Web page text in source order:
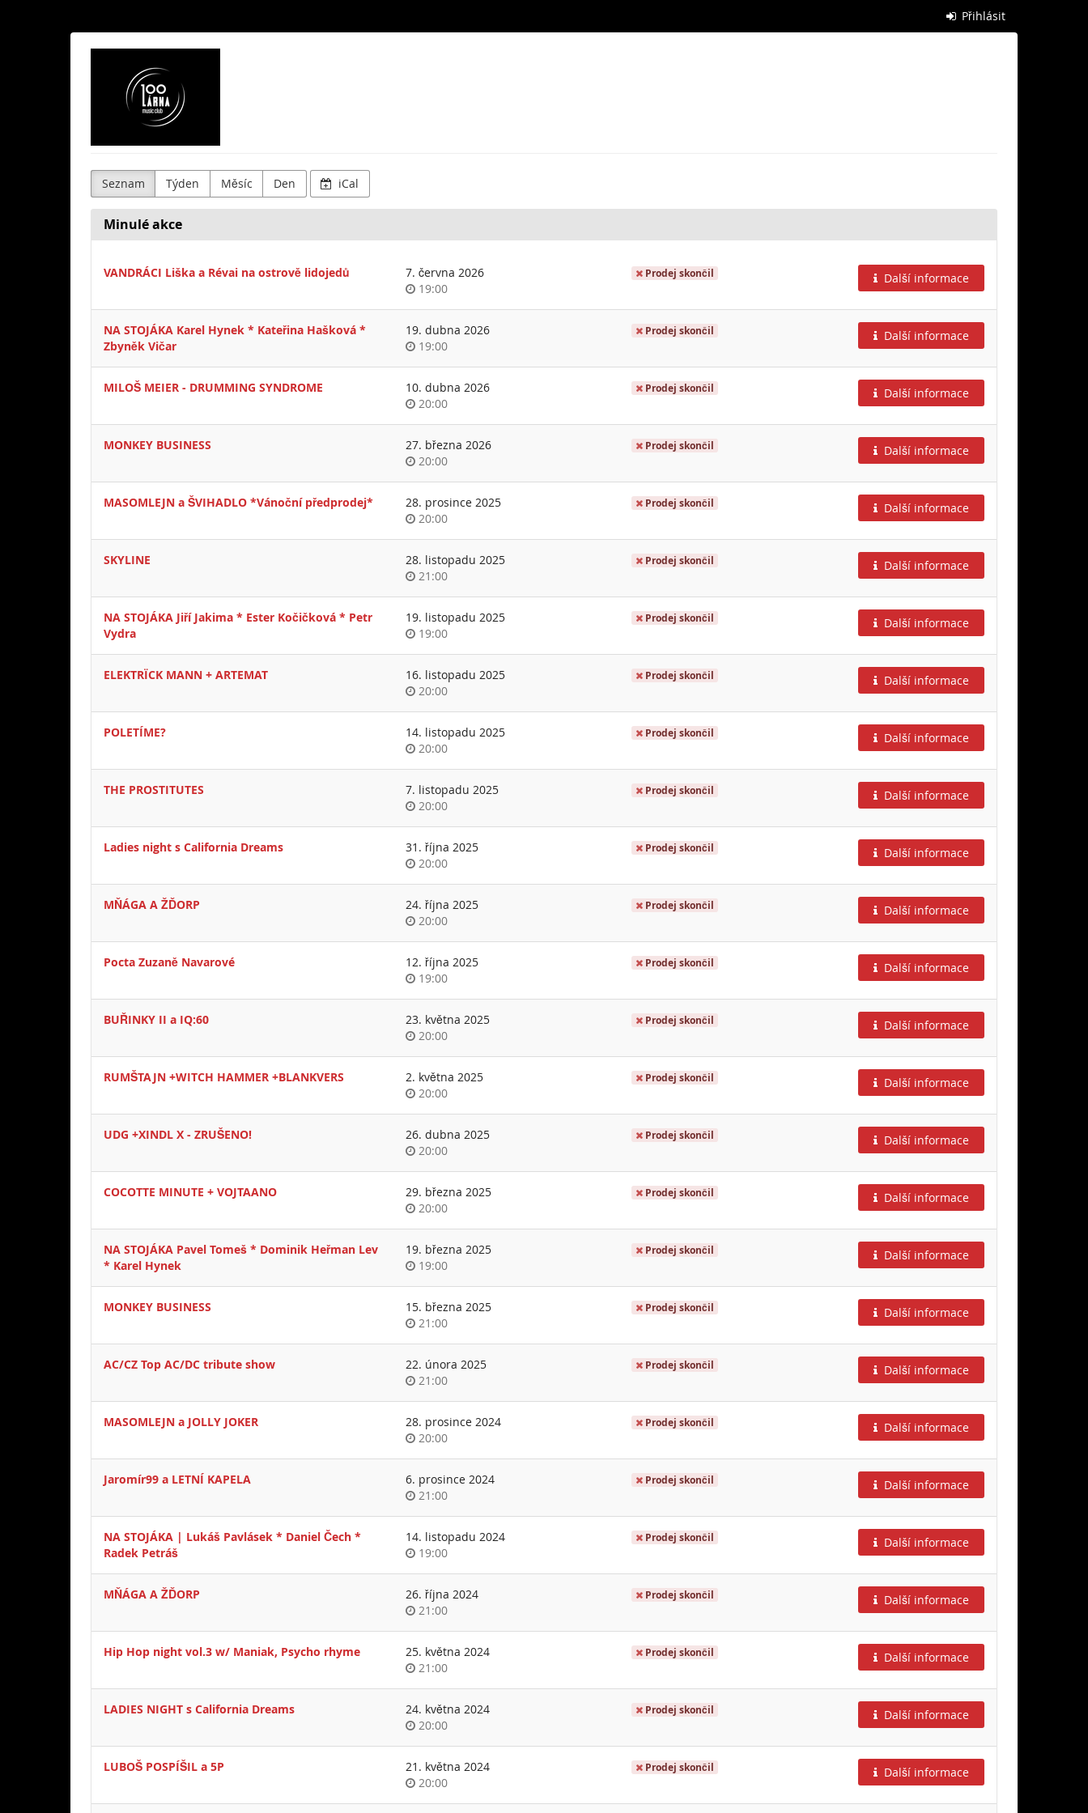
Přihlásit
Stolárna
Club
Seznam Týden Měsíc Den iCal
Minulé akce
VANDRÁCI Liška a Révai na ostrově lidojedů
7. června 2026
Time
19:00
Prodej skončil Další informace
NA STOJÁKA Karel Hynek * Kateřina Hašková *
Zbyněk Vičar
19. dubna 2026
Time
19:00
Prodej skončil Další informace
MILOŠ MEIER - DRUMMING SYNDROME
10. dubna 2026
Time
20:00
Prodej skončil Další informace
MONKEY BUSINESS
27. března 2026
Time
20:00
Prodej skončil Další informace
MASOMLEJN a ŠVIHADLO *Vánoční předprodej*
28. prosince 2025
Time
20:00
Prodej skončil Další informace
SKYLINE
28. listopadu 2025
Time
21:00
Prodej skončil Další informace
NA STOJÁKA Jiří Jakima * Ester Kočičková * Petr
Vydra
19. listopadu 2025
Time
19:00
Prodej skončil Další informace
ELEKTRÏCK MANN + ARTEMAT
16. listopadu 2025
Time
20:00
Prodej skončil Další informace
POLETÍME?
14. listopadu 2025
Time
20:00
Prodej skončil Další informace
THE PROSTITUTES
7. listopadu 2025
Time
20:00
Prodej skončil Další informace
Ladies night s California Dreams
31. října 2025
Time
20:00
Prodej skončil Další informace
MŇÁGA A ŽĎORP
24. října 2025
Time
20:00
Prodej skončil Další informace
Pocta Zuzaně Navarové
12. října 2025
Time
19:00
Prodej skončil Další informace
BUŘINKY II a IQ:60
23. května 2025
Time
20:00
Prodej skončil Další informace
RUMŠTAJN +WITCH HAMMER +BLANKVERS
2. května 2025
Time
20:00
Prodej skončil Další informace
UDG +XINDL X - ZRUŠENO!
26. dubna 2025
Time
20:00
Prodej skončil Další informace
COCOTTE MINUTE + VOJTAANO
29. března 2025
Time
20:00
Prodej skončil Další informace
NA STOJÁKA Pavel Tomeš * Dominik Heřman Lev
* Karel Hynek
19. března 2025
Time
19:00
Prodej skončil Další informace
MONKEY BUSINESS
15. března 2025
Time
21:00
Prodej skončil Další informace
AC/CZ Top AC/DC tribute show
22. února 2025
Time
21:00
Prodej skončil Další informace
MASOMLEJN a JOLLY JOKER
28. prosince 2024
Time
20:00
Prodej skončil Další informace
Jaromír99 a LETNÍ KAPELA
6. prosince 2024
Time
21:00
Prodej skončil Další informace
NA STOJÁKA | Lukáš Pavlásek * Daniel Čech *
Radek Petráš
14. listopadu 2024
Time
19:00
Prodej skončil Další informace
MŇÁGA A ŽĎORP
26. října 2024
Time
21:00
Prodej skončil Další informace
Hip Hop night vol.3 w/ Maniak, Psycho rhyme
25. května 2024
Time
21:00
Prodej skončil Další informace
LADIES NIGHT s California Dreams
24. května 2024
Time
20:00
Prodej skončil Další informace
LUBOŠ POSPÍŠIL a 5P
21. května 2024
Time
20:00
Prodej skončil Další informace